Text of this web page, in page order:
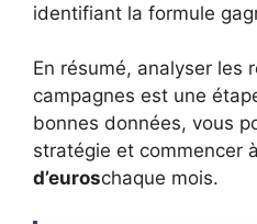
identifiant la formule
En résumé, analyser les
campagnes est une
bonnes données, vous
stratégie et commencer à
d’euroschaque mois.